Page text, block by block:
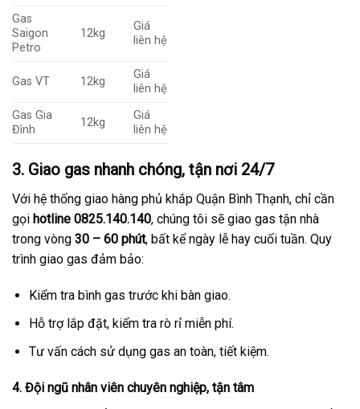
Gas
Saigon
Petro
12kg
Giá
liên hệ
Gas VT 12kg
Giá
liên hệ
Gas Gia
Đình
12kg
Giá
liên hệ
3. Giao gas nhanh chóng, tận nơi 24/7
Với hệ thống giao hàng phủ khắp Quận Bình Thạnh, chỉ cần
gọi hotline 0825.140.140, chúng tôi sẽ giao gas tận nhà
trong vòng 30 – 60 phút, bất kể ngày lễ hay cuối tuần. Quy
trình giao gas đảm bảo:
Kiểm tra bình gas trước khi bàn giao.
Hỗ trợ lắp đặt, kiểm tra rò rỉ miễn phí.
Tư vấn cách sử dụng gas an toàn, tiết kiệm.
4. Đội ngũ nhân viên chuyên nghiệp, tận tâm